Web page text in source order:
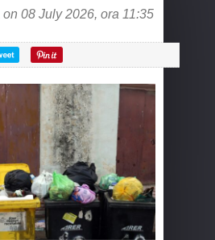
on 08 July 2026, ora 11:35